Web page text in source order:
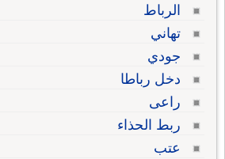
الرباط
تهاني
جودي
دخل رباطا
راعى
ربط الحذاء
عتب